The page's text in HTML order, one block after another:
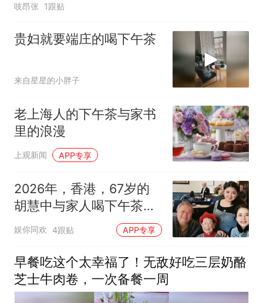
吱昂张 1跟贴
贵妇就要端庄的喝下午茶
来自星星的小胖子
老上海人的下午茶与家书
里的浪漫
上观新闻 APP专享
2026年，香港，67岁的
胡慧中与家人喝下午茶时
的留影
娱你同欢 4跟贴 APP专享
早餐吃这个太幸福了！无敌好吃三层奶酪
芝士牛肉卷，一次备餐一周